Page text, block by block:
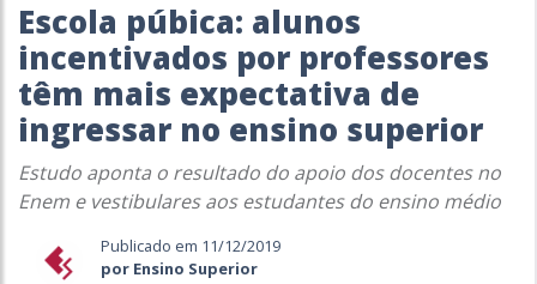
Escola púbica: alunos
incentivados por professores
têm mais expectativa de
ingressar no ensino superior
Estudo aponta o resultado do apoio dos docentes no
Enem e vestibulares aos estudantes do ensino médio
Publicado em 11/12/2019
por Ensino Superior